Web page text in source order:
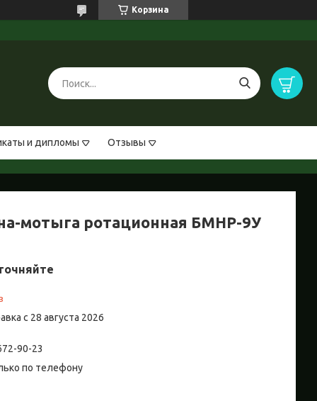
Корзина
и дипломы Отзывы
мотыга ротационная БМНР-9У
с 28 августа 2026
90-23
по телефону